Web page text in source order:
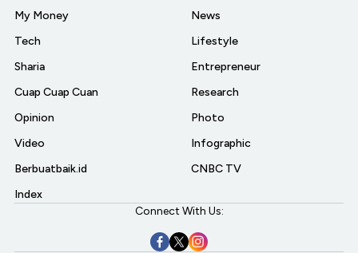
My Money
Tech
Sharia
Cuap Cuap Cuan
Opinion
Video
Berbuatbaik.id
Index
News
Lifestyle
Entrepreneur
Research
Photo
Infographic
CNBC TV
Connect With Us: